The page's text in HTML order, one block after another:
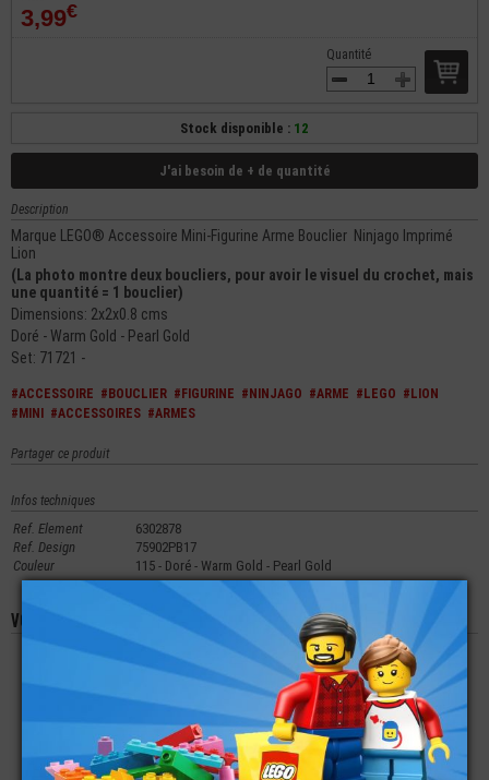
3,99€
Quantité
Stock disponible : 12
J'ai besoin de + de quantité
Description
Marque LEGO® Accessoire Mini-Figurine Arme Bouclier Ninjago Imprimé
Lion
(La photo montre deux boucliers, pour avoir le visuel du crochet, mais
une quantité = 1 bouclier)
Dimensions: 2x2x0.8 cms
Doré - Warm Gold - Pearl Gold
Set: 71721 -
#ACCESSOIRE #BOUCLIER #FIGURINE #NINJAGO #ARME #LEGO #LION
#MINI
#ACCESSOIRES #ARMES
Partager ce produit
Infos techniques
Ref. Element
6302878
Ref. Design
75902PB17
Couleur
115 - Doré - Warm Gold - Pearl Gold
Vous aimerez aussi les produits suivants
LEGO® MINI-
FIGURINE HARRY
POTTER ALBUS
LEGO® MINI-
FIGURINE RON
WEASLEY
LEGO® ACCESSOIRE
MASQUE JUNGLE
BIONICLE